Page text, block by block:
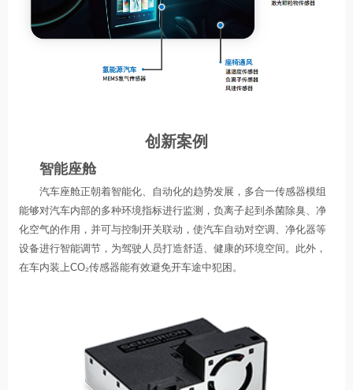
创新案例
智能座舱
汽车座舱正朝着智能化、自动化的趋势发展，多合一传感器模组
能够对汽车内部的多种环境指标进行监测，负离子起到杀菌除臭、净
化空气的作用，并可与控制开关联动，使汽车自动对空调、净化器等
设备进行智能调节，为驾驶人员打造舒适、健康的环境空间。此外，
在车内装上CO₂传感器能有效避免开车途中犯困。